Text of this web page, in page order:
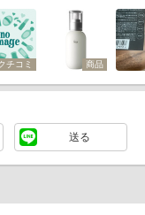
チコミ 商品
送る